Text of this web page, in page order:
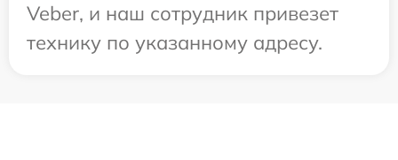
Veber, и наш сотрудник привезет
технику по указанному адресу.